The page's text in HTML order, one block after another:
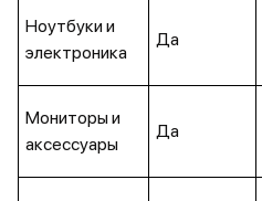
Ноутбуки и
электроника
Да
Мониторы и
аксессуары
Да